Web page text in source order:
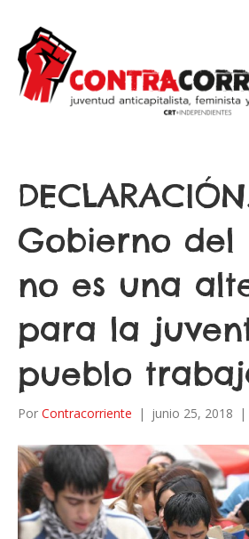
Gobierno del
no es una
para la
pueblo
Por Contracorriente | junio 25, 2018 |